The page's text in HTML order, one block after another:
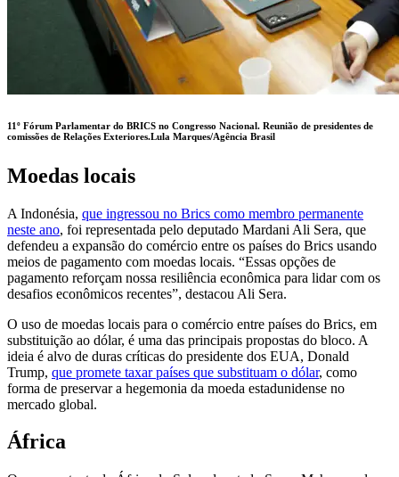
11º Fórum Parlamentar do BRICS no Congresso Nacional. Reunião de presidentes de
comissões de Relações Exteriores.Lula Marques/Agência Brasil
Moedas locais
A Indonésia, que ingressou no Brics como membro permanente
neste ano, foi representada pelo deputado Mardani Ali Sera, que
defendeu a expansão do comércio entre os países do Brics usando
meios de pagamento com moedas locais. “Essas opções de
pagamento reforçam nossa resiliência econômica para lidar com os
desafios econômicos recentes”, destacou Ali Sera.
O uso de moedas locais para o comércio entre países do Brics, em
substituição ao dólar, é uma das principais propostas do bloco. A
ideia é alvo de duras críticas do presidente dos EUA, Donald
Trump, que promete taxar países que substituam o dólar, como
forma de preservar a hegemonia da moeda estadunidense no
mercado global.
África